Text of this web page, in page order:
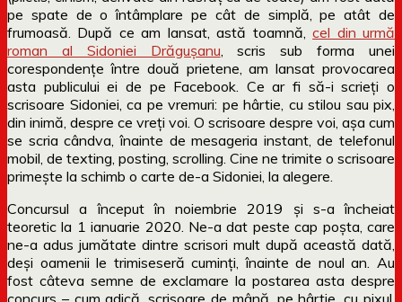
pe spate de o întâmplare pe cât de simplă, pe atât de
frumoasă. După ce am lansat, astă toamnă,cel din urmă
roman al Sidoniei Drăgușanu , scris sub forma unei
corespondențe între două prietene, am lansat provocarea
asta publicului ei de pe Facebook. Ce ar fi să-i scrieți o
scrisoare Sidoniei, ca pe vremuri: pe hârtie, cu stilou sau pix,
din inimă, despre ce vreți voi. O scrisoare despre voi, așa cum
se scria cândva, înainte de mesageria instant, de telefonul
mobil, de texting, posting, scrolling. Cine ne trimite o scrisoare
primește la schimb o carte de-a Sidoniei, la alegere.
Concursul a început în noiembrie 2019 și s-a încheiat
teoretic la 1 ianuarie 2020. Ne-a dat peste cap poșta, care
ne-a adus jumătate dintre scrisori mult după această dată,
deși oamenii le trimiseseră cuminți, înainte de noul an. Au
fost câteva semne de exclamare la postarea asta despre
concurs – cum adică, scrisoare de mână, pe hârtie, cu pixul,